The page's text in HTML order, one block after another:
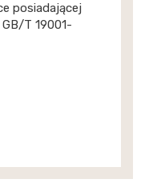
posiadającej
T 19001-